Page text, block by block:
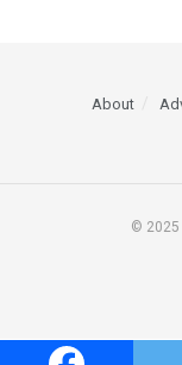
About
© 2025